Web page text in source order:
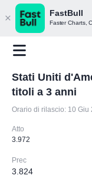
FastBull
Faster Charts,
Stati Uniti
titoli a 3 anni
Orario di rilascio: 10 Giu
Atto
3.972
Prec
3.824